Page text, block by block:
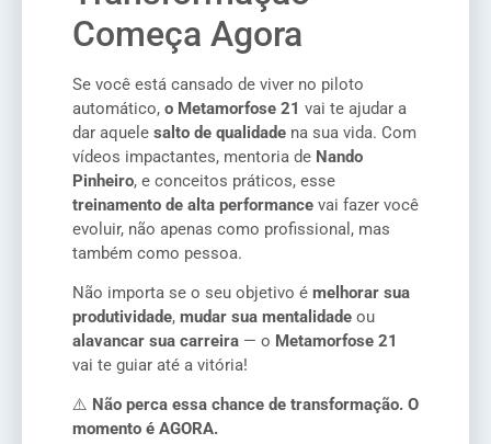
Começa Agora
Se você está cansado de viver no piloto
automático, o Metamorfose 21 vai te ajudar a
dar aquele salto de qualidade na sua vida. Com
vídeos impactantes, mentoria de Nando
Pinheiro, e conceitos práticos, esse
treinamento de alta performance vai fazer você
evoluir, não apenas como profissional, mas
também como pessoa.
Não importa se o seu objetivo é melhorar sua
produtividade, mudar sua mentalidade ou
alavancar sua carreira — o Metamorfose 21
vai te guiar até a vitória!
⚠️ Não perca essa chance de transformação. O
momento é AGORA.